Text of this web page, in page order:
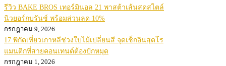
รีวิว BAKE BROS เทอร์มินอล 21 พาสต้าเส้นสดสไตล์
นิวยอร์กบรันช์ พร้อมส่วนลด 10%
กรกฎาคม 9, 2026
17 พิกัดเที่ยวเกาหลีช่วงใบไม้เปลี่ยนสี จุดเช็กอินสุดโร
แมนติกที่สายคอนเทนต์ต้องปักหมุด
กรกฎาคม 1, 2026